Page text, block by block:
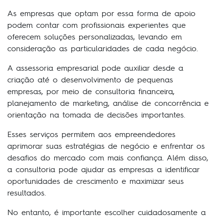
As empresas que optam por essa forma de apoio
podem contar com profissionais experientes que
oferecem soluções personalizadas, levando em
consideração as particularidades de cada negócio.
A assessoria empresarial pode auxiliar desde a
criação até o desenvolvimento de pequenas
empresas, por meio de consultoria financeira,
planejamento de marketing, análise de concorrência e
orientação na tomada de decisões importantes.
Esses serviços permitem aos empreendedores
aprimorar suas estratégias de negócio e enfrentar os
desafios do mercado com mais confiança. Além disso,
a consultoria pode ajudar as empresas a identificar
oportunidades de crescimento e maximizar seus
resultados.
No entanto, é importante escolher cuidadosamente a